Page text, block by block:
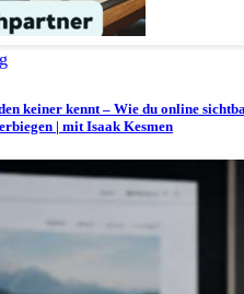
keiner kennt – Wie du online
| mit Isaak Kesmen